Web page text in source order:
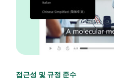
접근성 및 규정 준수